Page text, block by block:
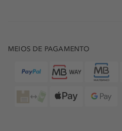
MEIOS DE PAGAMENTO